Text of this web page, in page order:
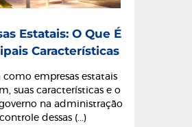
Estatais: O Que É
Características
como empresas estatais
suas características e o
na administração
dessas (...)